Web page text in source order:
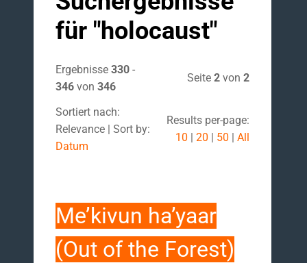
für "holocaust"
Ergebnisse 330-
346von 346
Seite 2von 2
Sortiert nach:
Relevance | Sort by:
Datum
Results per-page:
10 | 20 | 50 | All
Me’kivun ha’yaar
(Out of the Forest)